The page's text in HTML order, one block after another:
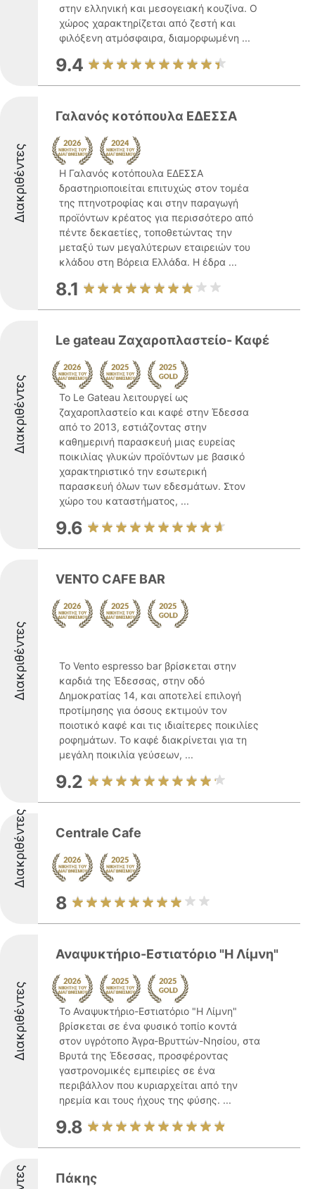
στην ελληνική και μεσογειακή κουζίνα. Ο
χώρος χαρακτηρίζεται από ζεστή και
φιλόξενη ατμόσφαιρα, διαμορφωμένη ...
9.4
Διακριθέντες
Γαλανός κοτόπουλα ΕΔΕΣΣΑ
Η Γαλανός κοτόπουλα ΕΔΕΣΣΑ
δραστηριοποιείται επιτυχώς στον τομέα
της πτηνοτροφίας και στην παραγωγή
προϊόντων κρέατος για περισσότερο από
πέντε δεκαετίες, τοποθετώντας την
μεταξύ των μεγαλύτερων εταιρειών του
κλάδου στη Βόρεια Ελλάδα. Η έδρα ...
8.1
Διακριθέντες
Le gateau Ζαχαροπλαστείο- Kαφέ
Το Le Gateau λειτουργεί ως
ζαχαροπλαστείο και καφέ στην Έδεσσα
από το 2013, εστιάζοντας στην
καθημερινή παρασκευή μιας ευρείας
ποικιλίας γλυκών προϊόντων με βασικό
χαρακτηριστικό την εσωτερική
παρασκευή όλων των εδεσμάτων. Στον
χώρο του καταστήματος, ...
9.6
Διακριθέντες
VENTO CAFE BAR
Το Vento espresso bar βρίσκεται στην
καρδιά της Έδεσσας, στην οδό
Δημοκρατίας 14, και αποτελεί επιλογή
προτίμησης για όσους εκτιμούν τον
ποιοτικό καφέ και τις ιδιαίτερες ποικιλίες
ροφημάτων. Το καφέ διακρίνεται για τη
μεγάλη ποικιλία γεύσεων, ...
9.2
Διακριθέντες Centrale Cafe
8
Διακριθέντες
Αναψυκτήριο-Εστιατόριο "Η Λίμνη"
Το Αναψυκτήριο-Εστιατόριο "Η Λίμνη"
βρίσκεται σε ένα φυσικό τοπίο κοντά
στον υγρότοπο Άγρα-Βρυττών-Νησίου, στα
Βρυτά της Έδεσσας, προσφέροντας
γαστρονομικές εμπειρίες σε ένα
περιβάλλον που κυριαρχείται από την
ηρεμία και τους ήχους της φύσης. ...
9.8
Πάκης